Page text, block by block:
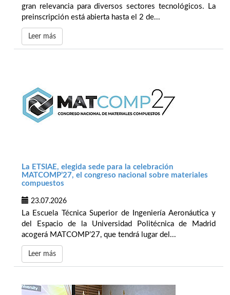
gran relevancia para diversos sectores tecnológicos. La
preinscripción está abierta hasta el 2 de...
Leer más
La ETSIAE, elegida sede para la celebración
MATCOMP’27, el congreso nacional sobre materiales
compuestos
23.07.2026
La Escuela Técnica Superior de Ingeniería Aeronáutica y
del Espacio de la Universidad Politécnica de Madrid
acogerá MATCOMP’27, que tendrá lugar del...
Leer más